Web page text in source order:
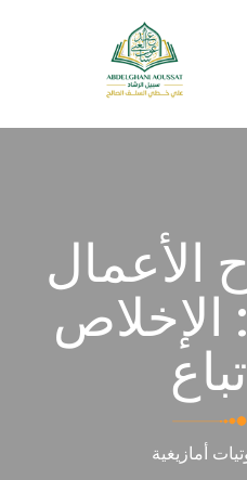
الأعمال
الإخلاص
أمازيغية